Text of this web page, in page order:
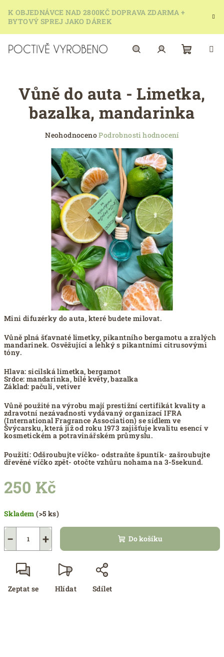
na
obsah
K OBJEDNÁVCE NAD 2800KČ DOPRAVA ZDARMA +
BYTOVÝ SPREJ JAKO DÁREK
košík
Mini difuzérky do auta, které budete milovat.
Vůně plná šťavnaté limetky, pikantního bergamotu a zralých
mandarinek. Osvěžující a lehký s pikantními citrusovými
tóny.
Hlava: sicilská limetka, bergamot
Srdce: mandarinka, bílé květy, bazalka
Základ: pačuli, vetiver
Vůně použité na výrobu mají prestižní certifikát kvality a
zdravotní nezávadnosti vydávaný organizací IFRA
(International Fragrance Association) se sídlem ve
Švýcarsku, která již od roku 1973 zajišťuje kvalitu esencí v
kosmetickém a potravinářském průmyslu.
Použití: Odšroubujte víčko- odstraňte špuntík- zašroubujte
dřevěné víčko zpět- otočte vzhůru nohama na 3-5sekund.
250 Kč
cena:
Skladem(>5 ks)
+
− Do košíku
Zeptat se Hlídat Sdílet
Vůně do auta - Limetka,
bazalka, mandarinka
Průměrné
produktu
0,0
hvězdiček.
NeohodnocenoPodrobnosti hodnocení